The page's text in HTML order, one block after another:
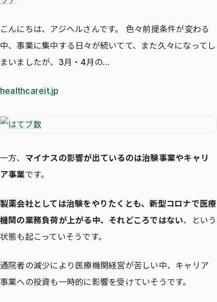
こんにちは、アジヘルさんです。 色々前提条件が変わる
中、事業に集中する日々が続いてて、また久々になってし
まいましたが、3月・4月の…
healthcareit.jp
一方、 マイナスの影響が出ているのは治験事業やキャリ
ア事業です。
製薬会社としては治験をやりたくとも、新型コロナで医療
機関の業務負荷が上がる中、それどころではない、という
状態も起こっていそうです。
通院者の減少により医療機関経営が苦しい中、キャリア
事業への投資も一時的に影響を受けていそうです。